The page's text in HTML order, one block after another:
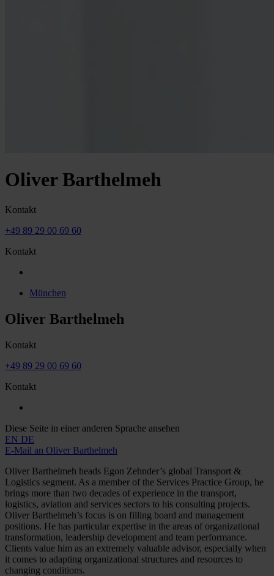
Oliver Barthelmeh
Kontakt
+49 89 29 00 69 60
Kontakt
München
Oliver Barthelmeh
Kontakt
+49 89 29 00 69 60
Kontakt
Diese Seite in einer anderen Sprache ansehen
EN DE
E-Mail an Oliver Barthelmeh
Oliver Barthelmeh heads Egon Zehnder’s global Transport &
Logistics segment. As a member of the Services Practice Group, he
brings more than two decades of experience in the transport,
logistics, aviation and services sectors to his consulting projects.
Oliver Barthelmeh’s focus is on filling board and management
positions. He has particular expertise in the areas of organizational
transformation, leadership development and team performance.
Clients value him as an extremely valuable advisor, especially when
it comes to adapting organizational structures and resources to
changing conditions.